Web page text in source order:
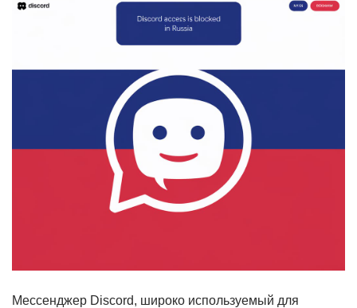
Мессенджер Discord, широко используемый для